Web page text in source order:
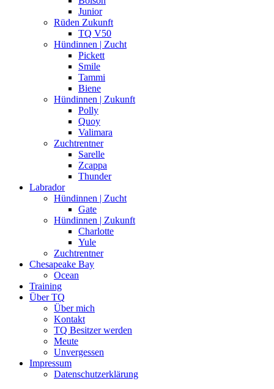
Junior
Rüden Zukunft
TQ V50
Hündinnen | Zucht
Pickett
Smile
Tammi
Biene
Hündinnen | Zukunft
Polly
Quoy
Valimara
Zuchtrentner
Sarelle
Zcappa
Thunder
Labrador
Hündinnen | Zucht
Gate
Hündinnen | Zukunft
Charlotte
Yule
Zuchtrentner
Chesapeake Bay
Ocean
Training
Über TQ
Über mich
Kontakt
TQ Besitzer werden
Meute
Unvergessen
Impressum
Datenschutzerklärung